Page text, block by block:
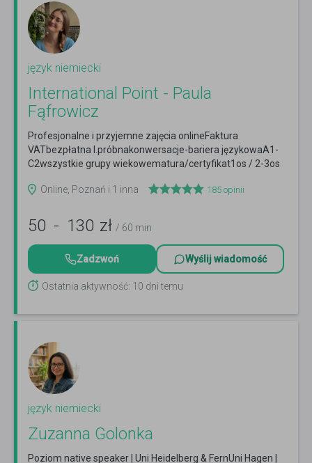
język niemiecki
International Point - Paula
Fąfrowicz
Profesjonalne i przyjemne zajęcia onlineFaktura
VATbezpłatna l.próbnakonwersacje-bariera językowaA1-
C2wszystkie grupy wiekowematura/certyfikat1os / 2-3os
Online, Poznań i 1 inna
185 opinii
50 - 130 zł / 60 min
Zadzwoń Wyślij wiadomość
Ostatnia aktywność: 10 dni temu
język niemiecki
Zuzanna Golonka
Poziom native speaker | Uni Heidelberg & FernUni Hagen |